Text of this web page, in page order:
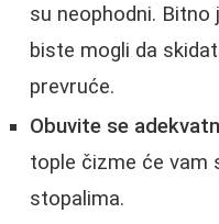
su neophodni. Bitno
biste mogli da
prevruće.
Obuvite se
tople čizme će vam
stopalima.